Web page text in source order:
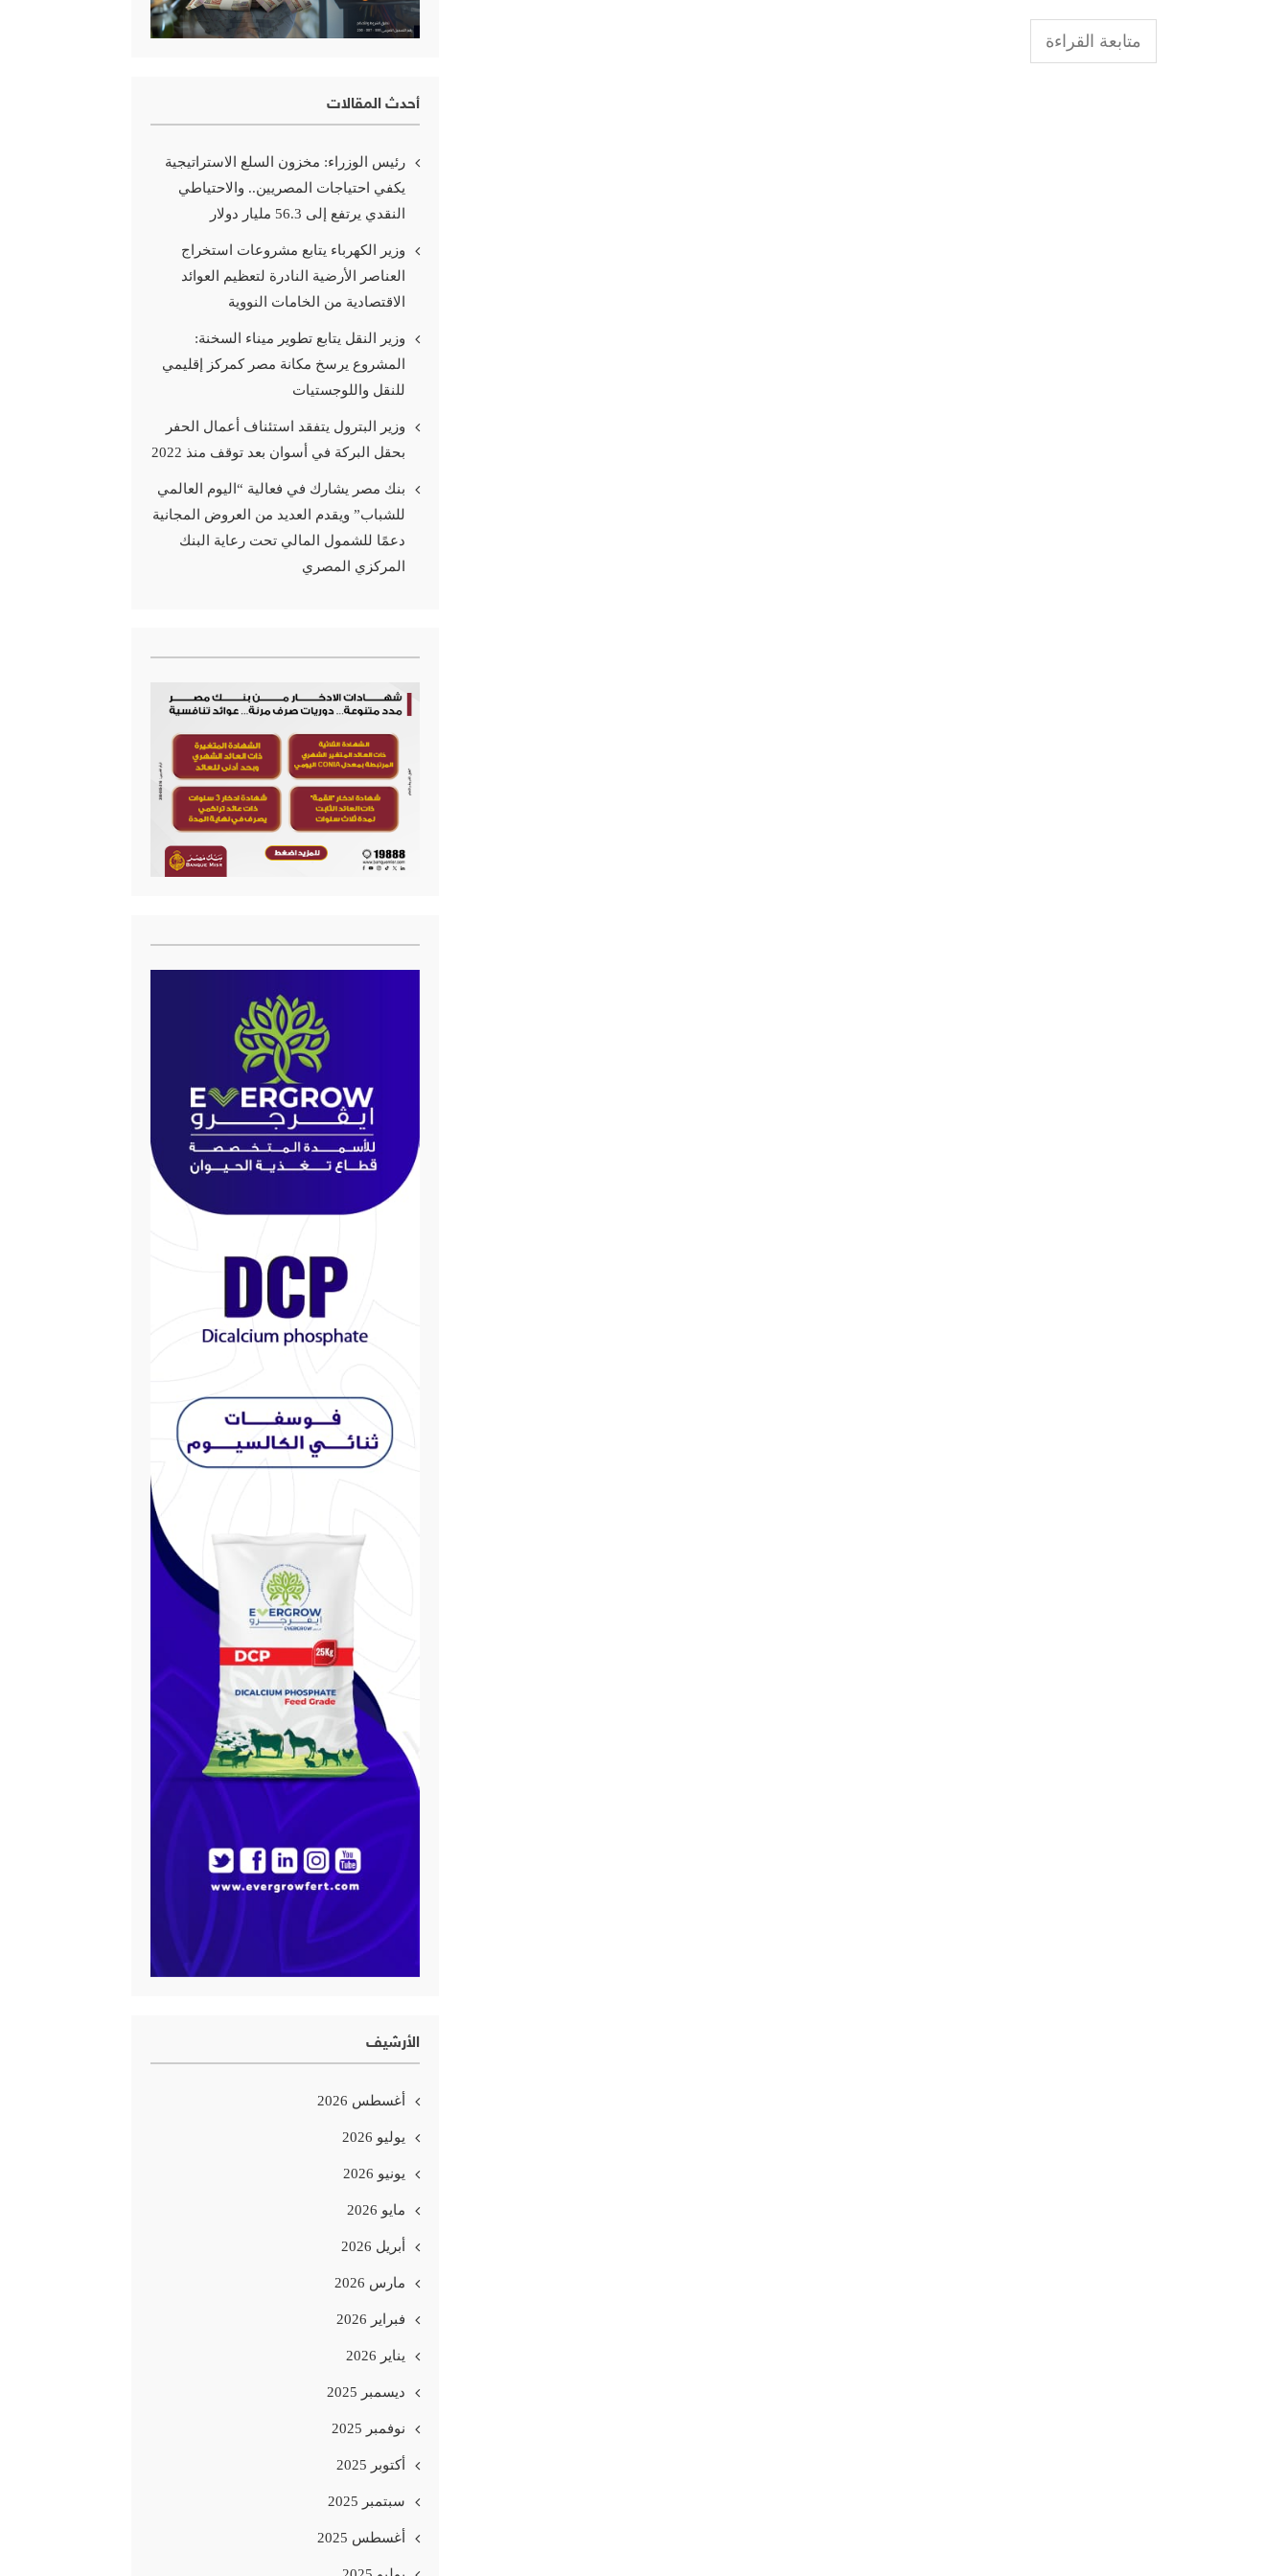
متابعة القراءة
أحدث المقالات
رئيس الوزراء: مخزون السلع الاستراتيجية
يكفي احتياجات المصريين.. والاحتياطي
النقدي يرتفع إلى 56.3 مليار دولار
وزير الكهرباء يتابع مشروعات استخراج
العناصر الأرضية النادرة لتعظيم العوائد
الاقتصادية من الخامات النووية
وزير النقل يتابع تطوير ميناء السخنة:
المشروع يرسخ مكانة مصر كمركز إقليمي
للنقل واللوجستيات
وزير البترول يتفقد استئناف أعمال الحفر
بحقل البركة في أسوان بعد توقف منذ 2022
بنك مصر يشارك في فعالية “اليوم العالمي
للشباب” ويقدم العديد من العروض المجانية
دعمًا للشمول المالي تحت رعاية البنك
المركزي المصري
الأرشيف
أغسطس 2026
يوليو 2026
يونيو 2026
مايو 2026
أبريل 2026
مارس 2026
فبراير 2026
يناير 2026
ديسمبر 2025
نوفمبر 2025
أكتوبر 2025
سبتمبر 2025
أغسطس 2025